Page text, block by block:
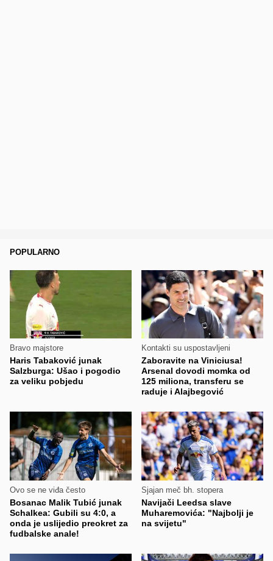
POPULARNO
Bravo majstore
Haris Tabaković junak
Salzburga: Ušao i pogodio
za veliku pobjedu
Kontakti su uspostavljeni
Zaboravite na Viniciusa!
Arsenal dovodi momka od
125 miliona, transferu se
raduje i Alajbegović
Ovo se ne viđa često
Bosanac Malik Tubić junak
Schalkea: Gubili su 4:0, a
onda je uslijedio preokret za
fudbalske anale!
Sjajan meč bh. stopera
Navijači Leedsa slave
Muharemovića: "Najbolji je
na svijetu"